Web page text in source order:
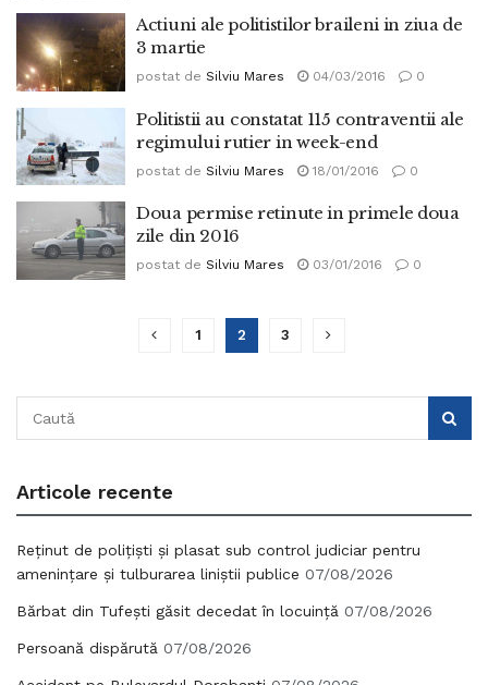
Actiuni ale politistilor braileni in ziua de
3 martie
postat de Silviu Mares 04/03/2016 0
Politistii au constatat 115 contraventii ale
regimului rutier in week-end
postat de Silviu Mares 18/01/2016 0
Doua permise retinute in primele doua
zile din 2016
postat de Silviu Mares 03/01/2016 0
1 2 3
Articole recente
Reținut de polițiști și plasat sub control judiciar pentru
amenințare și tulburarea liniștii publice 07/08/2026
Bărbat din Tufești găsit decedat în locuință 07/08/2026
Persoană dispărută 07/08/2026